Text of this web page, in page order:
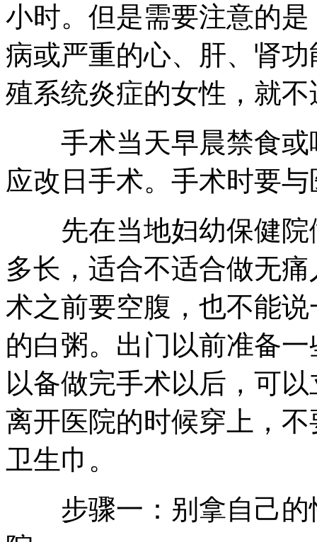
小时。但是需要注意的
病或严重的心、肝、肾
殖系统炎症的女性，就
手术当天早晨禁食或
应改日手术。手术时要
先在当地妇幼保健院
多长，适合不适合做无
术之前要空腹，也不能
的白粥。出门以前准备
以备做完手术以后，可
离开医院的时候穿上，
卫生巾。
步骤一：别拿自己的